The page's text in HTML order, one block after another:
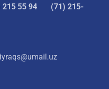
215 55 94
(71) 215-